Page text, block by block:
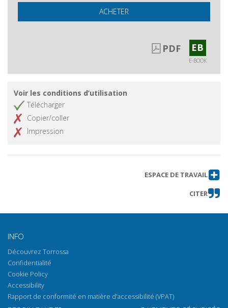
ACHETER
PDF EB
E-BOOK
Voir les conditions d’utilisation
Télécharger
Copier/coller
Impression
ESPACE DE TRAVAIL
CITER
INFO
Découvrez Torrossa
Confidentialité
Cookie Policy
Accessibility
Rapport de conformité en matière d'accessibilité (VPAT)